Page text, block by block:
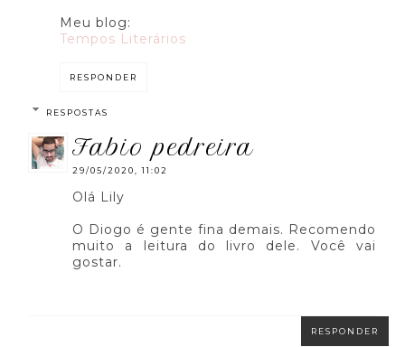
Meu blog:
Tempos Literários
RESPONDER
RESPOSTAS
fabio pedreira
29/05/2020, 11:02
Olá Lily
O Diogo é gente fina demais. Recomendo
muito a leitura do livro dele. Você vai
gostar.
RESPONDER